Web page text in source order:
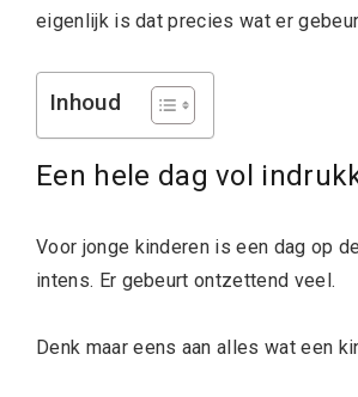
eigenlijk is dat precies wat er
Inhoud
Een hele dag vol
Voor jonge kinderen is een dag op
intens. Er gebeurt ontzettend veel.
Denk maar eens aan alles wat een